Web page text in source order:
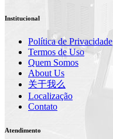
Institucional
Política de Privacidade
Termos de Uso
Quem Somos
About Us
关于我么
Localização
Contato
Atendimento